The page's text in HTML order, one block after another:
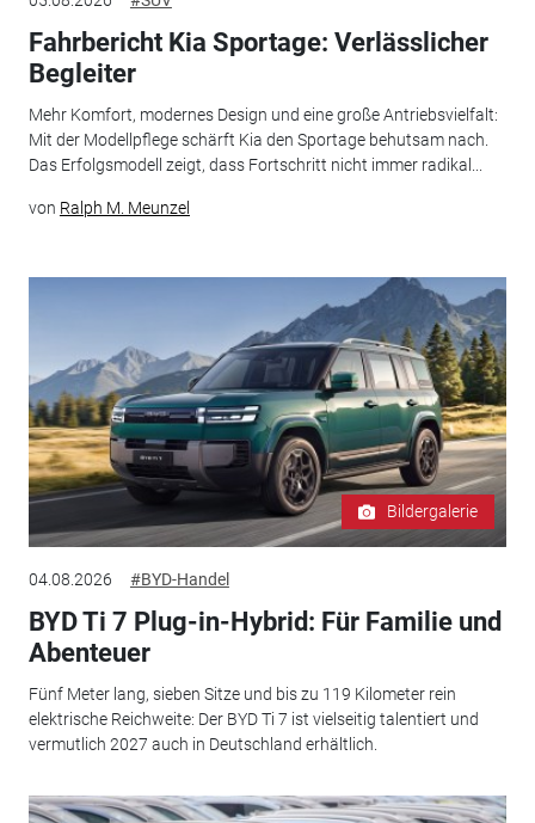
Fahrbericht Kia Sportage: Verlässlicher
Begleiter
Mehr Komfort, modernes Design und eine große Antriebsvielfalt:
Mit der Modellpflege schärft Kia den Sportage behutsam nach.
Das Erfolgsmodell zeigt, dass Fortschritt nicht immer radikal...
von Ralph M. Meunzel
Bildergalerie
04.08.2026 #BYD-Handel
BYD Ti 7 Plug-in-Hybrid: Für Familie und
Abenteuer
Fünf Meter lang, sieben Sitze und bis zu 119 Kilometer rein
elektrische Reichweite: Der BYD Ti 7 ist vielseitig talentiert und
vermutlich 2027 auch in Deutschland erhältlich.